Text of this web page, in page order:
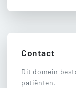
Contact
Dit domein
patiënten.